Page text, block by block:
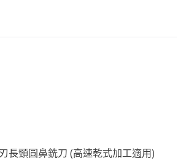
長頸圓鼻銑刀 (高速乾式加工適用)